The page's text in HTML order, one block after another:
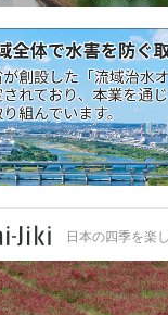
日本の四季を楽